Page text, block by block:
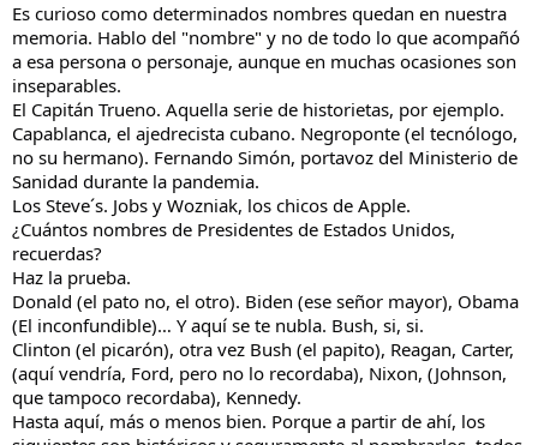
Es curioso como determinados nombres quedan en nuestra
memoria. Hablo del "nombre" y no de todo lo que acompañó
a esa persona o personaje, aunque en muchas ocasiones son
inseparables.
El Capitán Trueno. Aquella serie de historietas, por ejemplo.
Capablanca, el ajedrecista cubano. Negroponte (el tecnólogo,
no su hermano). Fernando Simón, portavoz del Ministerio de
Sanidad durante la pandemia.
Los Steve´s. Jobs y Wozniak, los chicos de Apple.
¿Cuántos nombres de Presidentes de Estados Unidos,
recuerdas?
Haz la prueba.
Donald (el pato no, el otro). Biden (ese señor mayor), Obama
(El inconfundible)… Y aquí se te nubla. Bush, si, si.
Clinton (el picarón), otra vez Bush (el papito), Reagan, Carter,
(aquí vendría, Ford, pero no lo recordaba), Nixon, (Johnson,
que tampoco recordaba), Kennedy.
Hasta aquí, más o menos bien. Porque a partir de ahí, los